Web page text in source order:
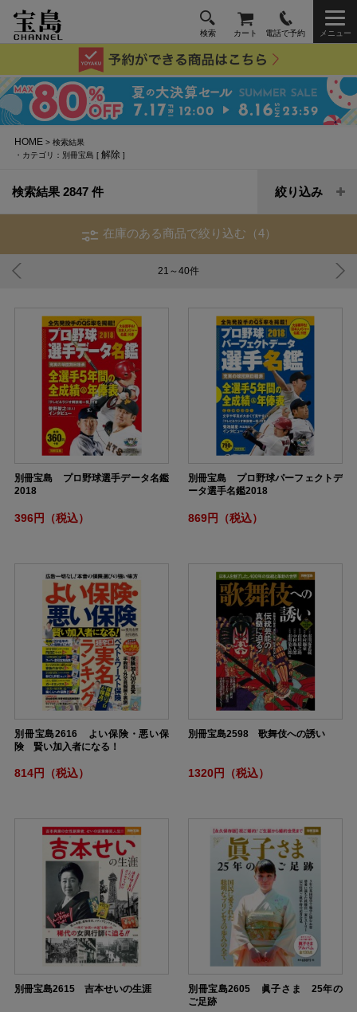
検索 カート 電話で予約 メニュー
HOME > 検索結果
・カテゴリ：別冊宝島 [解除 ]
検索結果 2847 件 絞り込み
在庫のある商品で絞り込む（4）
21～40件
別冊宝島 プロ野球選手データ名鑑
2018
396円（税込）
別冊宝島 プロ野球パーフェクトデ
ータ選手名鑑2018
869円（税込）
別冊宝島2616 よい保険・悪い保
険 賢い加入者になる！
814円（税込）
別冊宝島2598 歌舞伎への誘い
1320円（税込）
別冊宝島2615 吉本せいの生涯
別冊宝島2605 眞子さま 25年の
ご足跡